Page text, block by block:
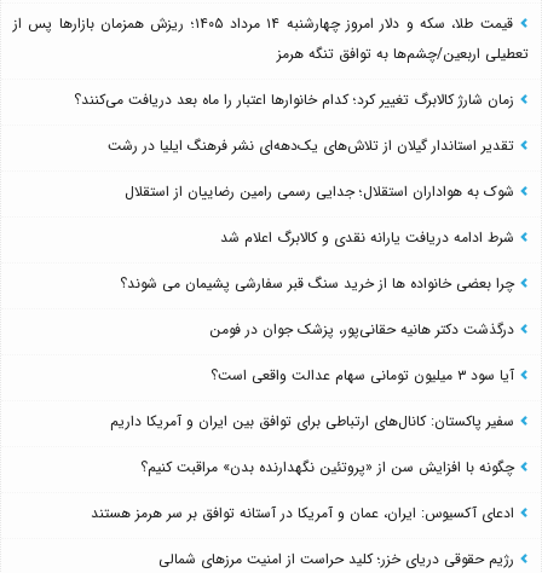
قیمت طلا، سکه و دلار امروز چهارشنبه ۱۴ مرداد ۱۴۰۵؛ ریزش همزمان بازارها پس از
تعطیلی اربعین/چشم‌ها به توافق تنگه هرمز
زمان شارژ کالابرگ تغییر کرد؛ کدام خانوارها اعتبار را ماه بعد دریافت می‌کنند؟
تقدیر استاندار گیلان از تلاش‌های یک‌دهه‌ای نشر فرهنگ ایلیا در رشت
شوک به هواداران استقلال؛ جدایی رسمی رامین رضاییان از استقلال
شرط ادامه دریافت یارانه نقدی و کالابرگ اعلام شد
چرا بعضی خانواده ها از خرید سنگ قبر سفارشی پشیمان می شوند؟
درگذشت دکتر هانیه حقانی‌پور، پزشک جوان در فومن
آیا سود ۳ میلیون تومانی سهام عدالت واقعی است؟
سفیر پاکستان: کانال‌های ارتباطی برای توافق بین ایران و آمریکا داریم
چگونه با افزایش سن از «پروتئین نگهدارنده بدن» مراقبت کنیم؟
ادعای آکسیوس: ایران، عمان و آمریکا در آستانه توافق بر سر هرمز هستند
رژیم حقوقی دریای خزر؛ کلید حراست از امنیت مرزهای شمالی